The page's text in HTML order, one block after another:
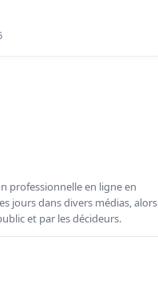
professionnelle en ligne en
jours dans divers médias, alors
et par les décideurs.